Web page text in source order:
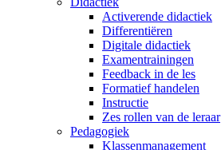
Activerende didactiek
Differentiëren
Digitale didactiek
Examentrainingen
Feedback in de les
Formatief handelen
Instructie
Zes rollen van de leraar
Pedagogiek
Klassenmanagement